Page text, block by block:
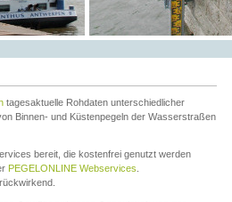
tagesaktuelle Rohdaten unterschiedlicher
Binnen- und Küstenpegeln der Wasserstraßen
bereit, die kostenfrei genutzt werden
PEGELONLINE Webservices